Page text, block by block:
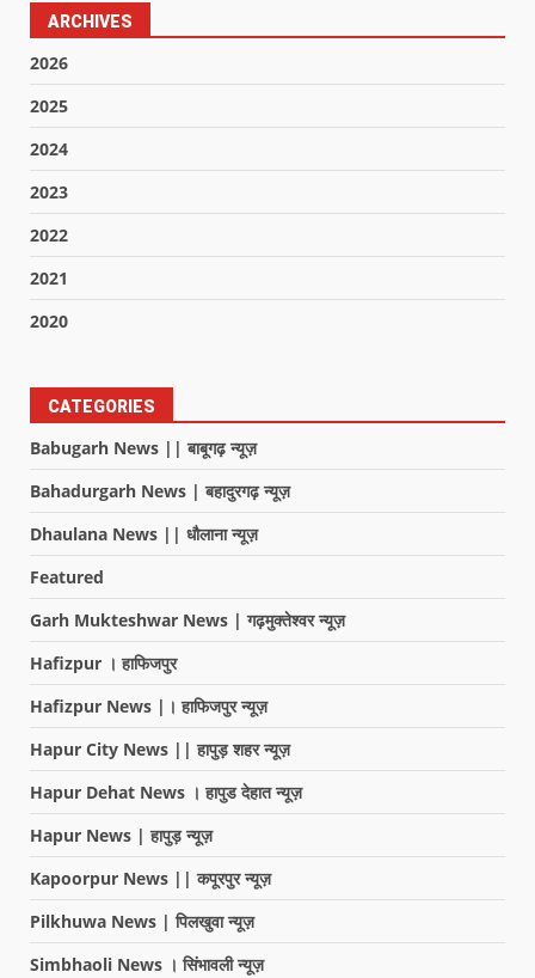
ARCHIVES
2026
2025
2024
2023
2022
2021
2020
CATEGORIES
Babugarh News || बाबूगढ़ न्यूज़
Bahadurgarh News | बहादुरगढ़ न्यूज़
Dhaulana News || धौलाना न्यूज़
Featured
Garh Mukteshwar News | गढ़मुक्तेश्वर न्यूज़
Hafizpur । हाफिजपुर
Hafizpur News |। हाफिजपुर न्यूज़
Hapur City News || हापुड़ शहर न्यूज़
Hapur Dehat News । हापुड देहात न्यूज़
Hapur News | हापुड़ न्यूज़
Kapoorpur News || कपूरपुर न्यूज़
Pilkhuwa News | पिलखुवा न्यूज़
Simbhaoli News । सिंभावली न्यूज़